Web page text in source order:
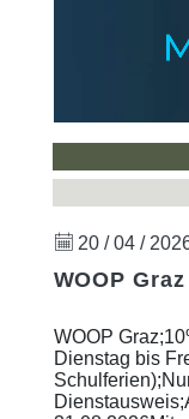
20 / 04 /
WOOP Graz
WOOP
Dienstag bis